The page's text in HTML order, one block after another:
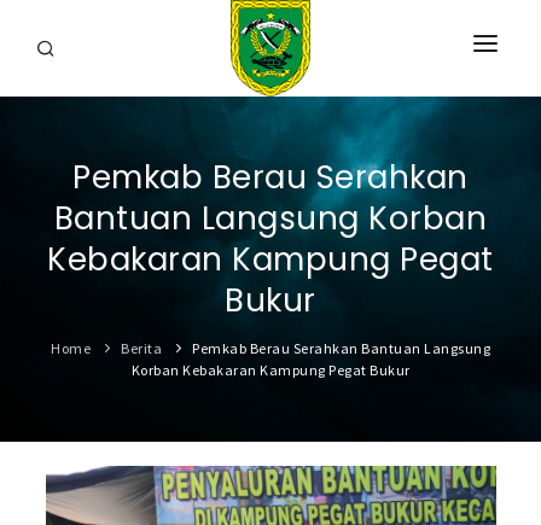
PROFIL
INFORMASI
SARANA & PRASARANA
DATA TERBUKA
BERITA
Pemkab Berau Serahkan
Bantuan Langsung Korban
Kebakaran Kampung Pegat
Bukur
Home Berita
Pemkab Berau Serahkan Bantuan Langsung
Korban Kebakaran Kampung Pegat Bukur